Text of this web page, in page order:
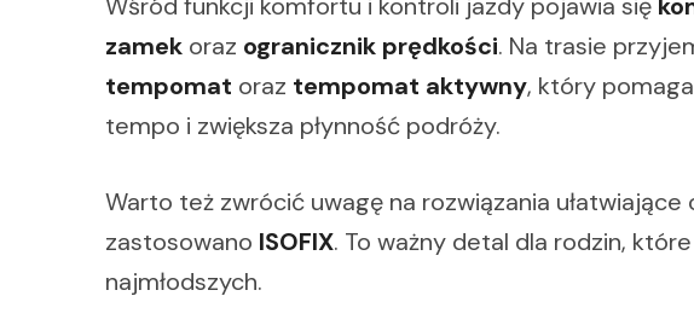
zamek oraz ogranicznik prędkości. Na trasie
tempomat oraz tempomat aktywny, który
tempo i zwiększa płynność podróży.
Warto też zwrócić uwagę na rozwiązania
zastosowano ISOFIX. To ważny detal dla rodzin,
najmłodszych.